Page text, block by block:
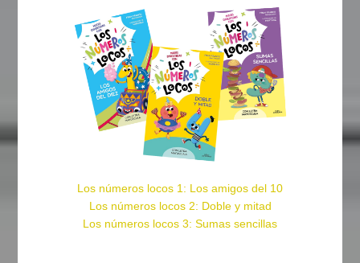
Los números locos 1: Los amigos del 10
Los números locos 2: Doble y mitad
Los números locos 3: Sumas sencillas